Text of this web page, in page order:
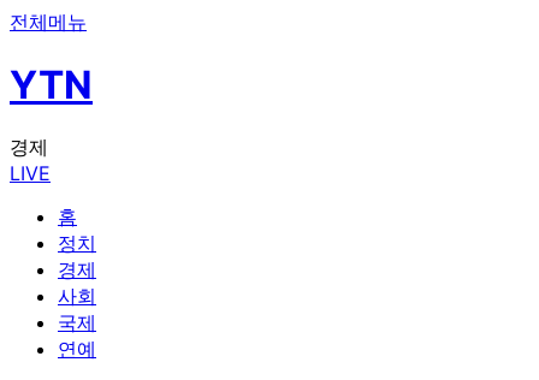
전체메뉴
YTN
경제
LIVE
홈
정치
경제
사회
국제
연예